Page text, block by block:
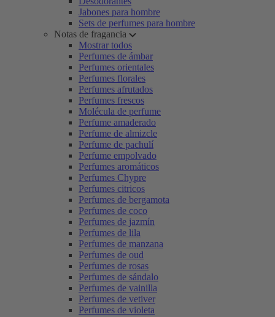
Jabones para hombre
Sets de perfumes para hombre
Notas de fragancia
Mostrar todos
Perfumes de ámbar
Perfumes orientales
Perfumes florales
Perfumes afrutados
Perfumes frescos
Molécula de perfume
Perfume amaderado
Perfume de almizcle
Perfume de pachulí
Perfume empolvado
Perfumes aromáticos
Perfumes Chypre
Perfumes citricos
Perfumes de bergamota
Perfumes de coco
Perfumes de jazmín
Perfumes de lila
Perfumes de manzana
Perfumes de oud
Perfumes de rosas
Perfumes de sándalo
Perfumes de vainilla
Perfumes de vetiver
Perfumes de violeta